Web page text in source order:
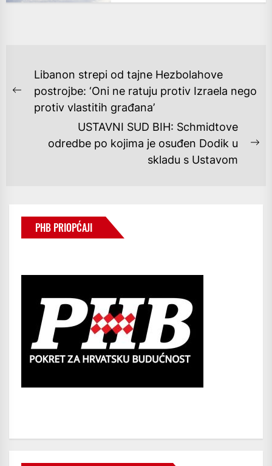
NAVIGACIJA
OBJAVA
Previous
post:
Libanon strepi od tajne Hezbolahove
postrojbe: ‘Oni ne ratuju protiv Izraela nego
protiv vlastitih građana’
USTAVNI SUD BIH: Schmidtove
odredbe po kojima je osuđen Dodik u
skladu s Ustavom
PHB PRIOPĆAJI